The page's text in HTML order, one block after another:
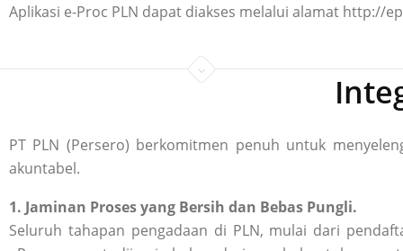
Aplikasi e-Proc PLN dapat diakses melalui alamat http://
PT PLN (Persero) berkomitmen penuh untuk
akuntabel.
1. Jaminan Proses yang Bersih dan Bebas Pungli.
Seluruh tahapan pengadaan di PLN, mulai dari